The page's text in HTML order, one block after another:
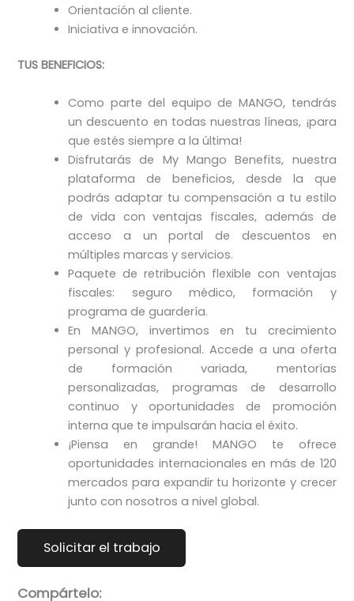
Orientación al cliente.
Iniciativa e innovación.
TUS BENEFICIOS:
Como parte del equipo de MANGO, tendrás
un descuento en todas nuestras líneas, ¡para
que estés siempre a la última!
Disfrutarás de My Mango Benefits, nuestra
plataforma de beneficios, desde la que
podrás adaptar tu compensación a tu estilo
de vida con ventajas fiscales, además de
acceso a un portal de descuentos en
múltiples marcas y servicios.
Paquete de retribución flexible con ventajas
fiscales: seguro médico, formación y
programa de guardería.
En MANGO, invertimos en tu crecimiento
personal y profesional. Accede a una oferta
de formación variada, mentorías
personalizadas, programas de desarrollo
continuo y oportunidades de promoción
interna que te impulsarán hacia el éxito.
¡Piensa en grande! MANGO te ofrece
oportunidades internacionales en más de 120
mercados para expandir tu horizonte y crecer
junto con nosotros a nivel global.
Compártelo: